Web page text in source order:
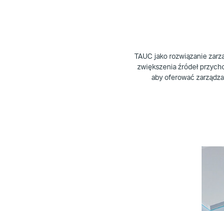
TAUC jako rozwiązanie
zwiększenia źródeł
aby oferować